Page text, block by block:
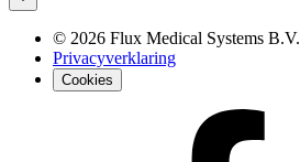
© 2026 Flux Medical Systems B.V.
Privacyverklaring
Cookies